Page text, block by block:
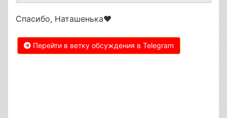
Спасибо, Наташенька❤️
Перейти в ветку обсуждения в Telegram